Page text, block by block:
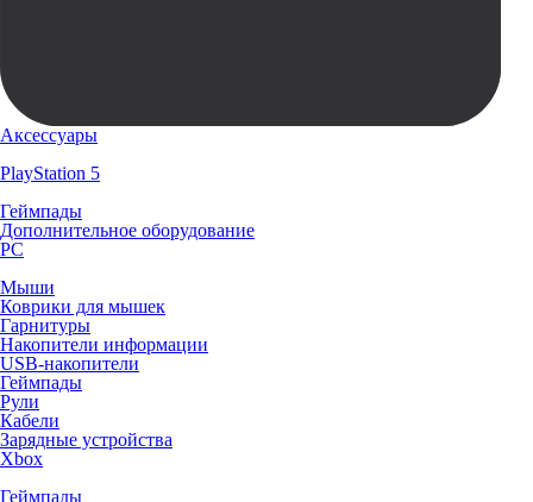
Аксессуары
PlayStation 5
Геймпады
Дополнительное оборудование
PC
Мыши
Коврики для мышек
Гарнитуры
Накопители информации
USB-накопители
Геймпады
Рули
Кабели
Зарядные устройства
Xbox
Геймпады